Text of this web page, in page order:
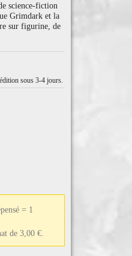
science-fiction
Grimdark et la
sur figurine, de
sous 3-4 jours.
= 1
de 3,00 €.